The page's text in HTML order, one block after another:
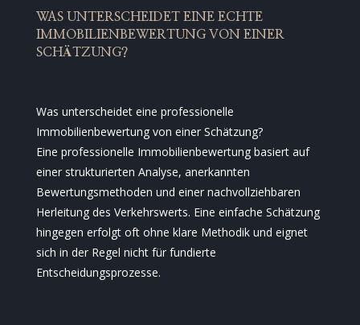
WAS UNTERSCHEIDET EINE ECHTE
IMMOBILIENBEWERTUNG VON EINER
SCHÄTZUNG?
Was unterscheidet eine professionelle
Immobilienbewertung von einer Schätzung?
Eine professionelle Immobilienbewertung basiert auf
einer strukturierten Analyse, anerkannten
Bewertungsmethoden und einer nachvollziehbaren
Herleitung des Verkehrswerts. Eine einfache Schätzung
hingegen erfolgt oft ohne klare Methodik und eignet
sich in der Regel nicht für fundierte
Entscheidungsprozesse.